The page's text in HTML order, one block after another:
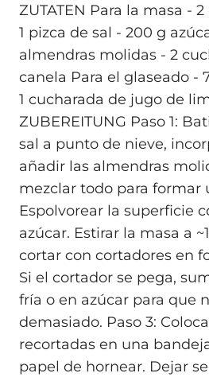
ZUTATEN Para la masa -
1 pizca de sal - 200 g
almendras molidas - 2
canela Para el glaseado -
1 cucharada de jugo de
ZUBEREITUNG Paso 1:
sal a punto de nieve,
añadir las almendras
mezclar todo para formar
Espolvorear la superficie
azúcar. Estirar la masa a
cortar con cortadores en
Si el cortador se pega,
fría o en azúcar para que
demasiado. Paso 3:
recortadas en una
papel de hornear. Dejar